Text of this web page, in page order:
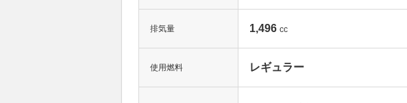
排気量 1,496 cc
使用燃料 レギュラー